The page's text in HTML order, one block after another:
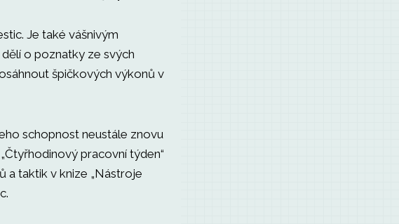
Je také vášnivým
o poznatky ze svých
špičkových výkonů v
schopnost neustále znovu
pracovní týden“
a taktik v knize „Nástroje